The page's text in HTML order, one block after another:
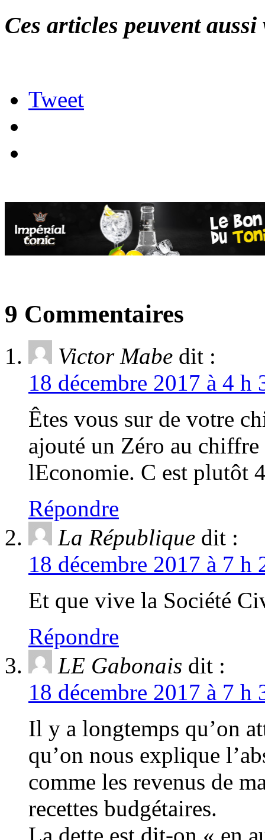
Ces articles peuvent
Tweet
9 Commentaires
Victor Mabe dit :
18 décembre 2017 à 4
Êtes vous sur de votre
ajouté un Zéro au
lEconomie. C est plutôt
Répondre
La République dit :
18 décembre 2017 à 7
Et que vive la Société
Répondre
LE Gabonais dit :
18 décembre 2017 à 7
Il y a longtemps qu’on
qu’on nous explique
comme les revenus de
recettes budgétaires.